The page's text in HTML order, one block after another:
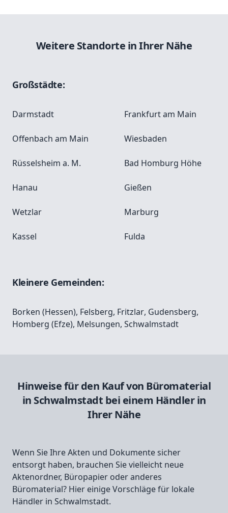
Weitere Standorte in Ihrer Nähe
Großstädte:
Darmstadt Frankfurt am Main
Offenbach am Main Wiesbaden
Rüsselsheim a. M. Bad Homburg Höhe
Hanau Gießen
Wetzlar Marburg
Kassel Fulda
Kleinere Gemeinden:
Borken (Hessen), Felsberg, Fritzlar, Gudensberg,
Homberg (Efze), Melsungen, Schwalmstadt
Hinweise für den Kauf von Büromaterial
in Schwalmstadt bei einem Händler in
Ihrer Nähe
Wenn Sie Ihre Akten und Dokumente sicher
entsorgt haben, brauchen Sie vielleicht neue
Aktenordner, Büropapier oder anderes
Büromaterial? Hier einige Vorschläge für lokale
Händler in Schwalmstadt.